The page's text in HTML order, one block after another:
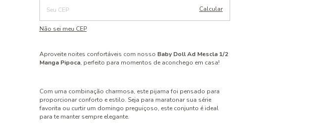
Calcular
Não sei meu CEP
Aproveite noites confortáveis com nosso Baby Doll Ad Mescla 1/2
Manga Pipoca, perfeito para momentos de aconchego em casa!
Com uma combinação charmosa, este pijama foi pensado para
proporcionar conforto e estilo. Seja para maratonar sua série
favorita ou curtir um domingo preguiçoso, este conjunto é ideal
para te manter sempre elegante.